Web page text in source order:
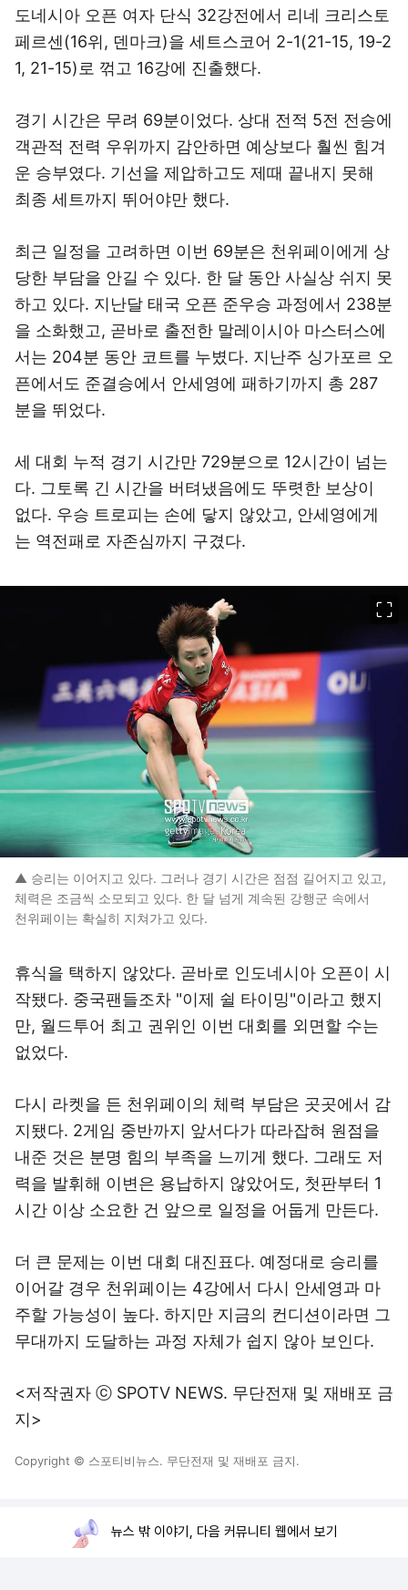
도네시아 오픈 여자 단식 32강전에서 리네 크리스토
페르센(16위, 덴마크)을 세트스코어 2-1(21-15, 19-2
1, 21-15)로 꺾고 16강에 진출했다.
경기 시간은 무려 69분이었다. 상대 전적 5전 전승에
객관적 전력 우위까지 감안하면 예상보다 훨씬 힘겨
운 승부였다. 기선을 제압하고도 제때 끝내지 못해
최종 세트까지 뛰어야만 했다.
최근 일정을 고려하면 이번 69분은 천위페이에게 상
당한 부담을 안길 수 있다. 한 달 동안 사실상 쉬지 못
하고 있다. 지난달 태국 오픈 준우승 과정에서 238분
을 소화했고, 곧바로 출전한 말레이시아 마스터스에
서는 204분 동안 코트를 누볐다. 지난주 싱가포르 오
픈에서도 준결승에서 안세영에 패하기까지 총 287
분을 뛰었다.
세 대회 누적 경기 시간만 729분으로 12시간이 넘는
다. 그토록 긴 시간을 버텨냈음에도 뚜렷한 보상이
없다. 우승 트로피는 손에 닿지 않았고, 안세영에게
는 역전패로 자존심까지 구겼다.
▲ 승리는 이어지고 있다. 그러나 경기 시간은 점점 길어지고 있고,
체력은 조금씩 소모되고 있다. 한 달 넘게 계속된 강행군 속에서
천위페이는 확실히 지쳐가고 있다.
휴식을 택하지 않았다. 곧바로 인도네시아 오픈이 시
작됐다. 중국팬들조차 "이제 쉴 타이밍"이라고 했지
만, 월드투어 최고 권위인 이번 대회를 외면할 수는
없었다.
다시 라켓을 든 천위페이의 체력 부담은 곳곳에서 감
지됐다. 2게임 중반까지 앞서다가 따라잡혀 원점을
내준 것은 분명 힘의 부족을 느끼게 했다. 그래도 저
력을 발휘해 이변은 용납하지 않았어도, 첫판부터 1
시간 이상 소요한 건 앞으로 일정을 어둡게 만든다.
더 큰 문제는 이번 대회 대진표다. 예정대로 승리를
이어갈 경우 천위페이는 4강에서 다시 안세영과 마
주할 가능성이 높다. 하지만 지금의 컨디션이라면 그
무대까지 도달하는 과정 자체가 쉽지 않아 보인다.
<저작권자 ⓒ SPOTV NEWS. 무단전재 및 재배포 금
지>
Copyright © 스포티비뉴스. 무단전재 및 재배포 금지.
뉴스 밖 이야기, 다음 커뮤니티 웹에서 보기